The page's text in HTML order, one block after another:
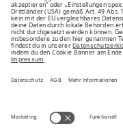
Unsere Partner